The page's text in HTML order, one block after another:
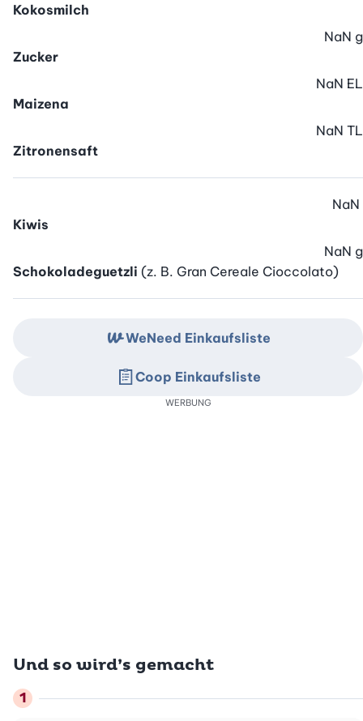
Kokosmilch
Zucker
NaN g
Maizena
NaN EL
Zitronensaft
NaN TL
Kiwis
NaN
Schokoladeguetzli (z. B. Gran Cereale Cioccolato)
NaN g
Und so wird’s gemacht
WeNeed Einkaufsliste
Coop Einkaufsliste
WERBUNG